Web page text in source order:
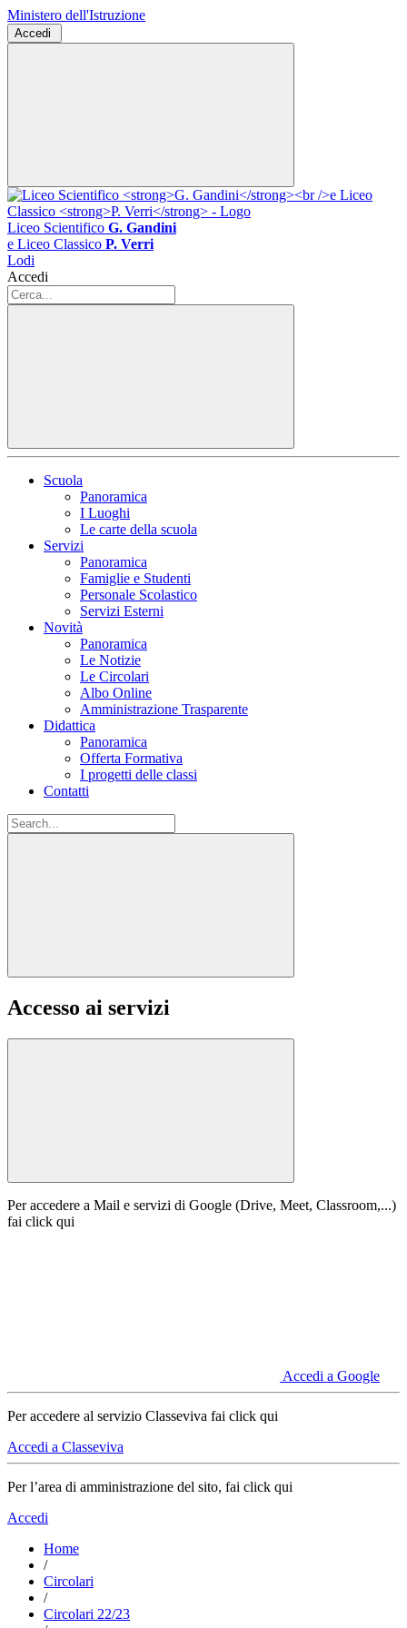
Ministero dell'Istruzione
Accedi
Liceo Scientifico G. Gandini
e Liceo Classico P. Verri
Lodi
Accedi
Scuola
Panoramica
I Luoghi
Le carte della scuola
Servizi
Panoramica
Famiglie e Studenti
Personale Scolastico
Servizi Esterni
Novità
Panoramica
Le Notizie
Le Circolari
Albo Online
Amministrazione Trasparente
Didattica
Panoramica
Offerta Formativa
I progetti delle classi
Contatti
Accesso ai servizi
Per accedere a Mail e servizi di Google (Drive, Meet, Classroom,...)
fai click qui
Accedi a Google
Per accedere al servizio Classeviva fai click qui
Accedi a Classeviva
Per l’area di amministrazione del sito, fai click qui
Accedi
Home
/
Circolari
/
Circolari 22/23